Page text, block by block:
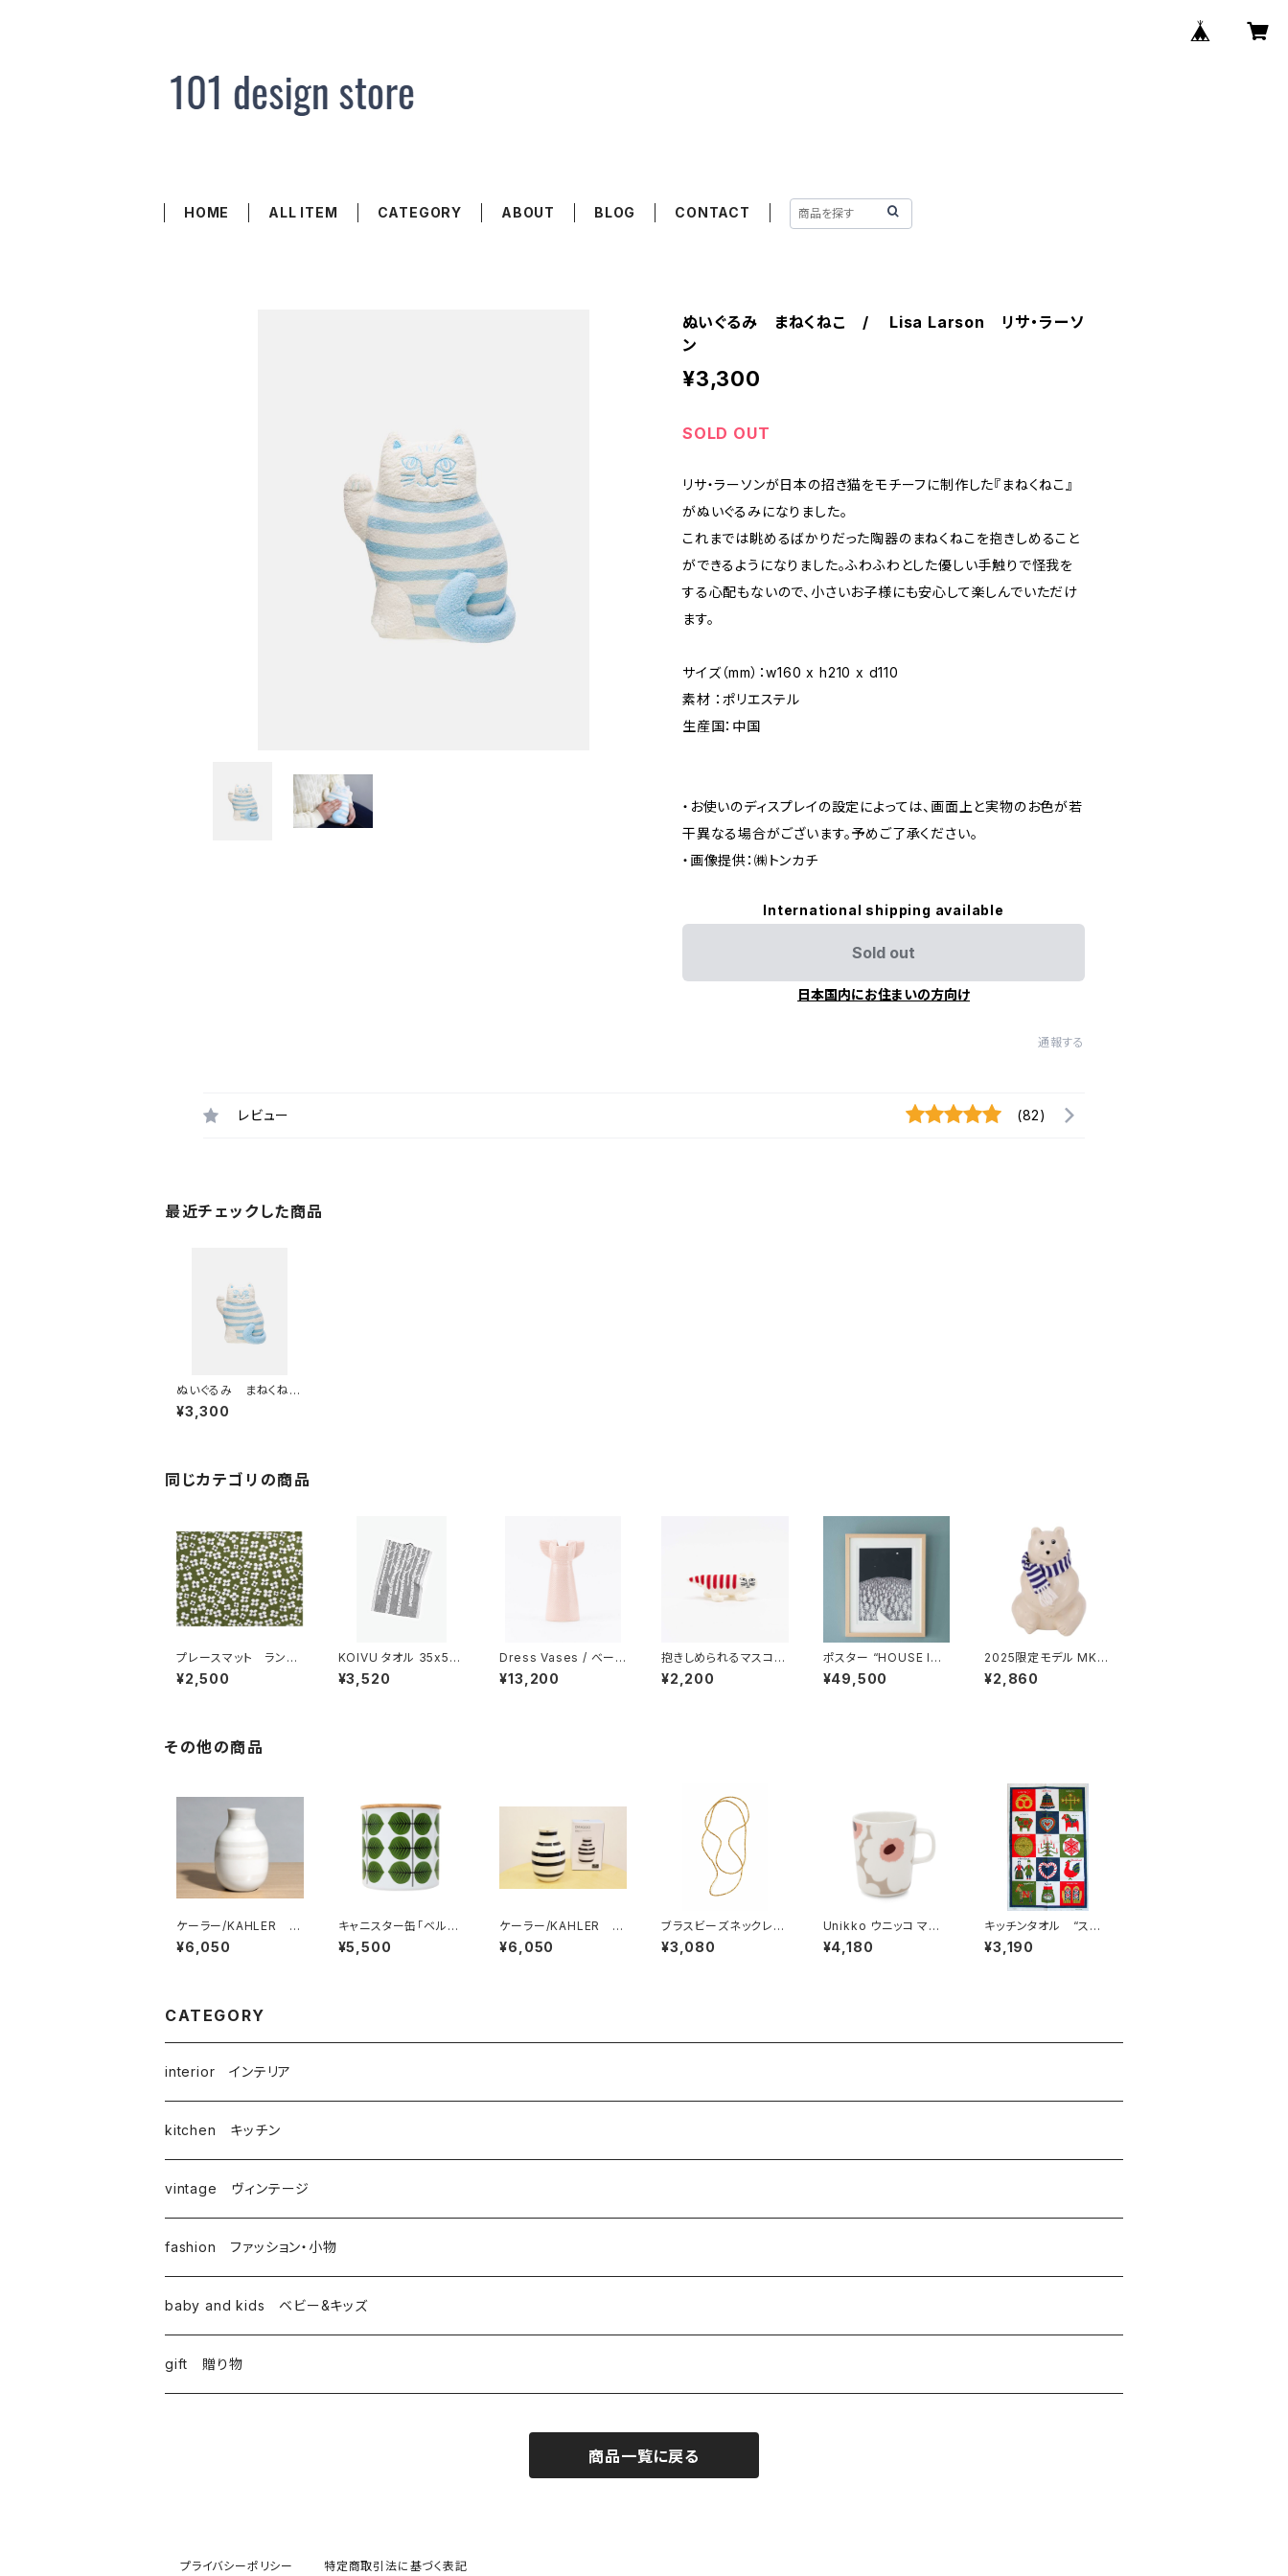
HOME ALL ITEM CATEGORY ABOUT BLOG CONTACT
ぬいぐるみ まねくねこ / Lisa Larson リサ・ラーソ
ン
¥3,300
SOLD OUT
リサ・ラーソンが日本の招き猫をモチーフに制作した『まねくねこ』
がぬいぐるみになりました。
これまでは眺めるばかりだった陶器のまねくねこを抱きしめること
ができるようになりました。ふわふわとした優しい手触りで怪我を
する心配もないので、小さいお子様にも安心して楽しんでいただけ
ます。
サイズ（mm）：w160 x h210 x d110
素材 ：ポリエステル
生産国：中国
・お使いのディスプレイの設定によっては、画面上と実物のお色が若
干異なる場合がございます。予めご了承ください。
・画像提供：㈱トンカチ
International shipping available
Sold out
日本国内にお住まいの方向け
通報する
レビュー (82)
最近チェックした商品
ぬいぐるみ まねくね
こ / Lisa Larson
リサ・ラーソン
¥3,300
同じカテゴリの商品
プレースマット ランチ
ョンマット 「ベラミ」 /
アルメダールス/ALM
¥2,500
KOIVU タオル 35x50
cm ／ LAPUAN K
ANKURIT（ラプアン カ
¥3,520
Dress Vases / べース
ドレス （ピンク）/ Lis
a Larson リサ・ラーソ
¥13,200
抱きしめられるマスコッ
ト（マイキー） / Lis
a Larson リサ・ラー
¥2,200
ポスター “HOUSE IN
THE FOREST 26 A
3” / ミナ ペルホネ
¥49,500
2025限定モデル MK-T
resmer シロクマ貯金
箱 マフラー付き /
¥2,860
その他の商品
ケーラー/KAHLER
オマジオ/OMAGGIO
ベース 125mm
¥6,050
キャニスター缶「ベルサ」
/ Stig Lindberg ス
ティグ・リンドベリ
¥5,500
ケーラー/KAHLER
オマジオ/OMAGGIO
ベース 125mm ブラッ
¥6,050
ブラスビーズネックレス
L ／ fog linen wo
rk フォグリネンワーク
¥3,080
Unikko ウニッコ マグ
カップ 250ml / mar
imekko マリメッコ
¥4,180
キッチンタオル “スウェ
ーデン” / アルメダ
ールス/ALMEDAHLS
¥3,190
CATEGORY
interior インテリア
kitchen キッチン
vintage ヴィンテージ
fashion ファッション・小物
baby and kids ベビー&キッズ
gift 贈り物
商品一覧に戻る
プライバシーポリシー 特定商取引法に基づく表記